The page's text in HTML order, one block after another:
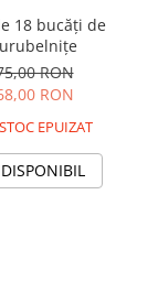
18 bucăți de
RON
RON
STOC EPUIZAT